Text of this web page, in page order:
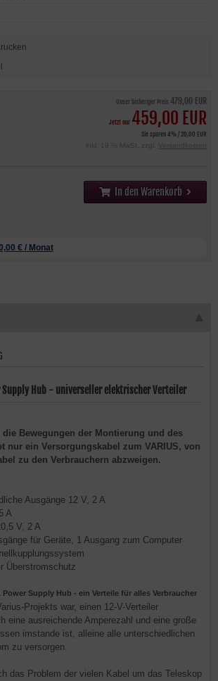
Unser bisheriger Preis 479,00 EUR
Jetzt nur 459,00 EUR
Sie sparen 4% / 20,00 EUR
inkl. 19 % MwSt. zzgl.
Versandkosten
In den Warenkorb
Supply Hub - universeller elektrischer Verteiler
die Bewegungen der Montierung und des
nur ein Versorgungskabel zum VARIUS, von
zu den Verbrauchern abzweigen.
Ausgänge 12 V, 2 A
A
V, 2 A
für Geräte, 1 Ausgang zum Computer
Überstromschutz
Power Supply Hub - ein Verteile für alles Verbraucher
Projekts war, einen 12-V-Verteiler
eine ausreichende Amperezahl und eine große
imstande ist, alleine alle unterschiedlichen
zu versorgen.
das Problem der vielen Kabel um das Teleskop